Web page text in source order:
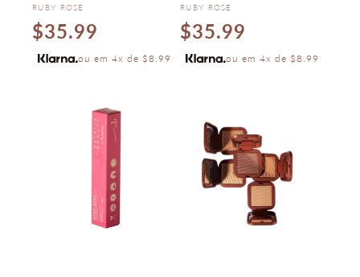
Vendor:
RUBY ROSE
Regular
price
$35.99
ou em 4x de $8.99
Vendor:
RUBY ROSE
Regular
price
$35.99
ou em 4x de $8.99